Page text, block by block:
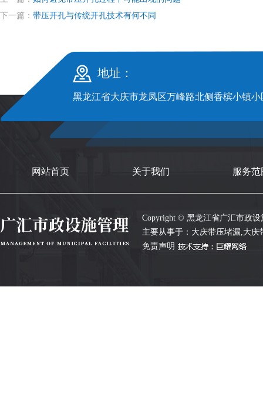
下一篇： 带压开孔与传统开孔技术有何不同
地址：
黑龙江省大庆市龙凤区万峰路北侧香槟小镇小
网站首页 关于我们 服务范
Copyright © 黑龙江省广汇市政
主要从事于： 大庆带压堵漏,大庆
免责声明